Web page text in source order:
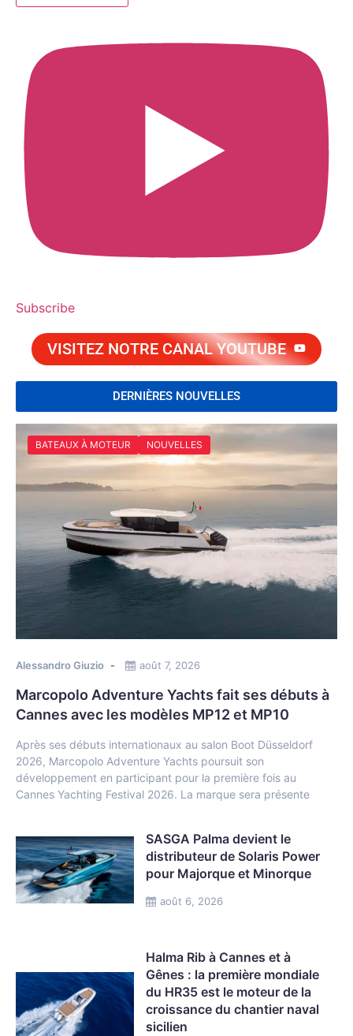
Subscribe
VISITEZ NOTRE CANAL YOUTUBE
DERNIÈRES NOUVELLES
BATEAUX À MOTEUR NOUVELLES
Alessandro Giuzio août 7, 2026
Marcopolo Adventure Yachts fait ses débuts à
Cannes avec les modèles MP12 et MP10
Après ses débuts internationaux au salon Boot Düsseldorf
2026, Marcopolo Adventure Yachts poursuit son
développement en participant pour la première fois au
Cannes Yachting Festival 2026. La marque sera présente
août 6, 2026
SASGA Palma devient le
distributeur de Solaris Power
pour Majorque et Minorque
Halma Rib à Cannes et à
Gênes : la première mondiale
du HR35 est le moteur de la
croissance du chantier naval
sicilien